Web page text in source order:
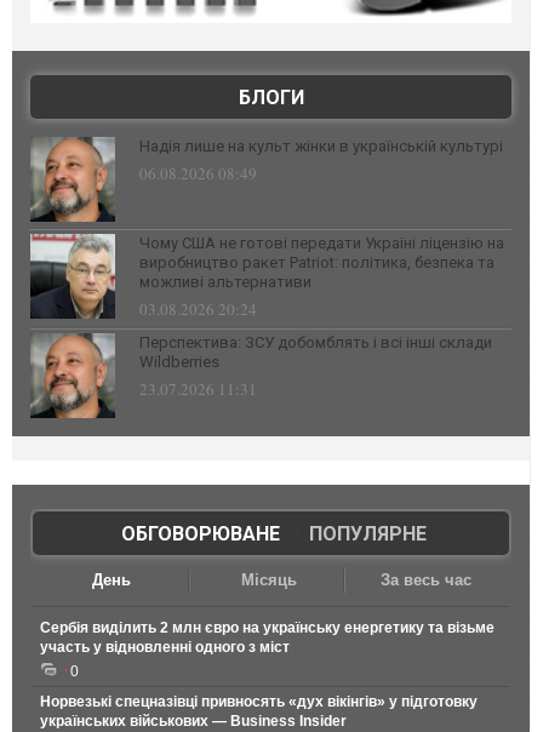
БЛОГИ
Надія лише на культ жінки в українській культурі
06.08.2026 08:49
Чому США не готові передати Україні ліцензію на
виробництво ракет Patriot: політика, безпека та
можливі альтернативи
03.08.2026 20:24
Перспектива: ЗСУ добомблять і всі інші склади
Wildberries
23.07.2026 11:31
ОБГОВОРЮВАНЕ| ПОПУЛЯРНЕ
День Місяць За весь час
Сербія виділить 2 млн євро на українську енергетику та візьме
участь у відновленні одного з міст
0
Норвезькі спецназівці привносять «дух вікінгів» у підготовку
українських військових — Business Insider